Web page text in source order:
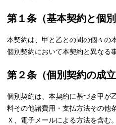
第１条（基本契約と個別
本契約は、甲と乙との間の個々の
個別契約において本契約と異なる
第２条（個別契約の成立
個別契約は、本契約に基づき甲が
料その他諸費用・支払方法その他
Ｘ、電子メールによる方法を含む